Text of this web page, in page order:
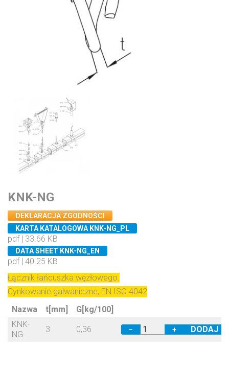
KNK-NG
DEKLARACJA ZGODNOŚCI
KARTA KATALOGOWA KNK-NG_PL
pdf | 33.66 KB
DATA SHEET KNK-NG_EN
pdf | 40.25 KB
Łącznik łańcuszka węzłowego.
Cynkowanie galwaniczne, EN ISO 4042
Nazwa
t[mm]
G[kg/100]
KNK-
NG
3 0,36 − +